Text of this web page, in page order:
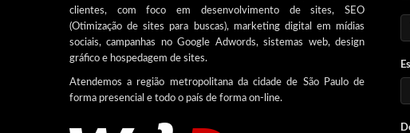
clientes, com foco em desenvolvimento de sites, SEO
(Otimização de sites para buscas), marketing digital em mídias
sociais, campanhas no Google Adwords, sistemas web, design
gráfico e hospedagem de sites.
Atendemos a região metropolitana da cidade de São Paulo de
forma presencial e todo o país de forma on-line.